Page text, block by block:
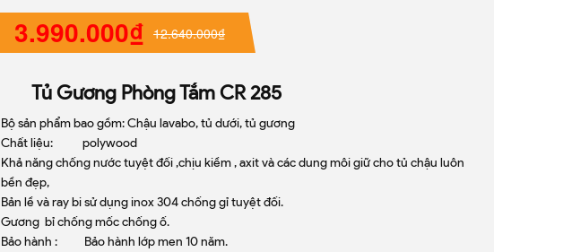
3.990.000₫ 12.640.000₫
Tủ Gương Phòng Tắm CR 285
Bộ sản phẩm bao gồm: Chậu lavabo, tủ dưới, tủ gương
Chất liệu: polywood
Khả năng chống nước tuyệt đối ,chịu kiềm , axit và các dung môi giữ cho tủ chậu luôn
bền đẹp,
Bản lề và ray bi sử dụng inox 304 chống gỉ tuyệt đối.
Gương bỉ chống mốc chống ố.
Bảo hành : Bảo hành lớp men 10 năm.